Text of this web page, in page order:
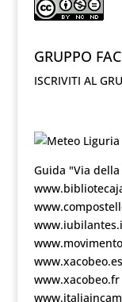
GRUPPO
ISCRIVITI AL
Guida "Via della
www.xacobeo.fr